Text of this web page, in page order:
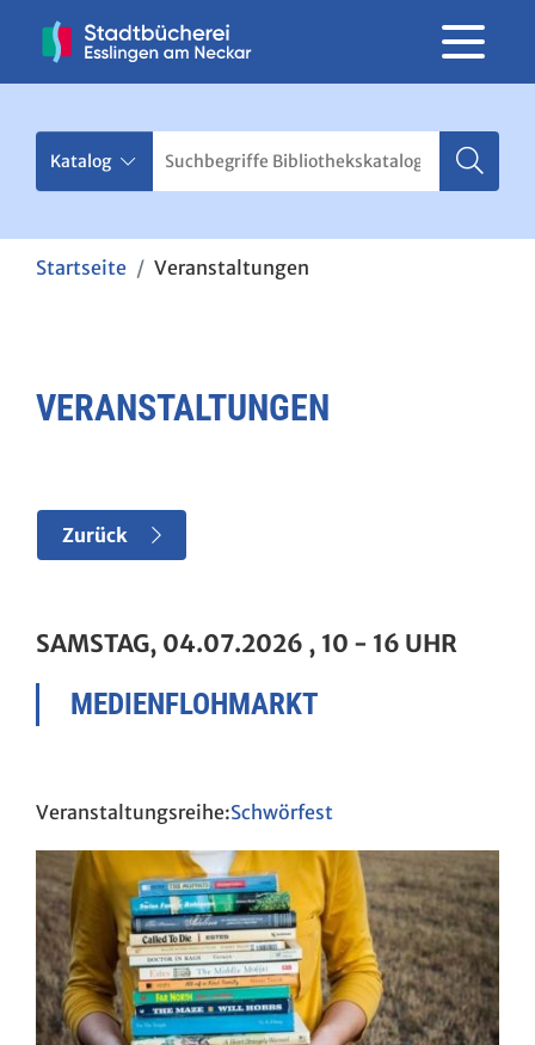
Startseite Veranstaltungen
VERANSTALTUNGEN
Zurück
SAMSTAG, 04.07.2026 , 10 - 16 UHR
MEDIENFLOHMARKT
Schwörfest